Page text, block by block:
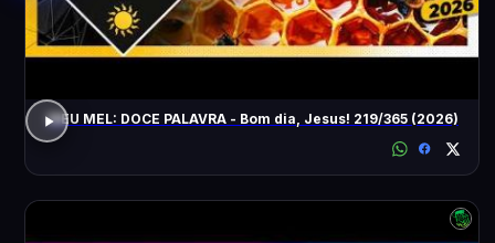
MEU MEL: DOCE PALAVRA - Bom dia, Jesus! 219/365 (2026)